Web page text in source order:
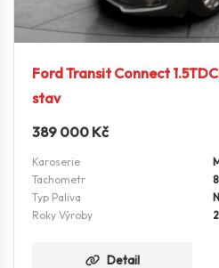
Ford Transit Connect
stav
389 000 Kč
Karoserie
Tachometr
Typ Paliva
Roky Výroby
Detail